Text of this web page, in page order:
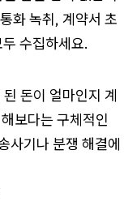
화 녹취, 계약서 초
수집하세요.
돈이 얼마인지 계
보다는 구체적인
사기나 분쟁 해결에